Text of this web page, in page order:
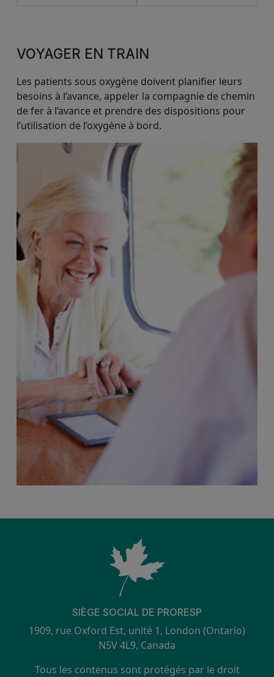
VOYAGER EN TRAIN
Les patients sous oxygène doivent planifier leurs
besoins à l’avance, appeler la compagnie de chemin
de fer à l’avance et prendre des dispositions pour
l’utilisation de l’oxygène à bord.
SIÈGE SOCIAL DE PRORESP
1909, rue Oxford Est, unité 1, London (Ontario)
N5V 4L9, Canada
Tous les contenus sont protégés par le droit